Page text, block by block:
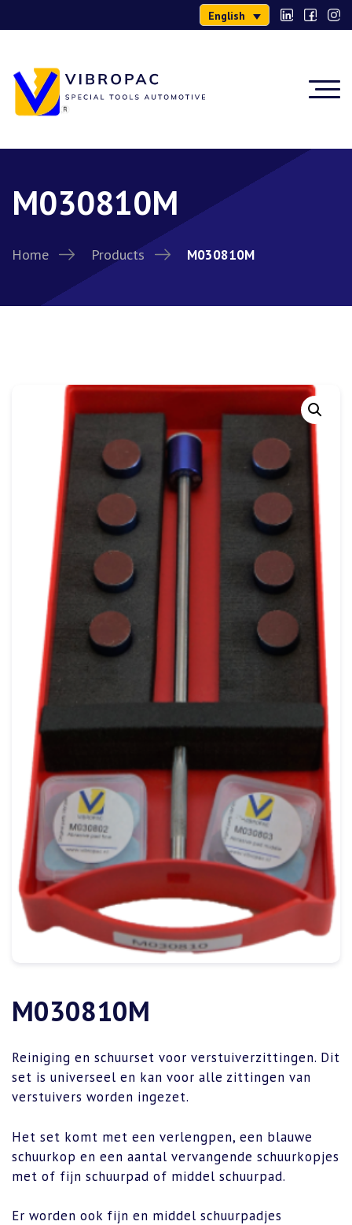
English
M030810M
Home Products M030810M
M030810M
Reiniging en schuurset voor verstuiverzittingen. Dit
set is universeel en kan voor alle zittingen van
verstuivers worden ingezet.
Het set komt met een verlengpen, een blauwe
schuurkop en een aantal vervangende schuurkopjes
met of fijn schuurpad of middel schuurpad.
Er worden ook fijn en middel schuurpadjes